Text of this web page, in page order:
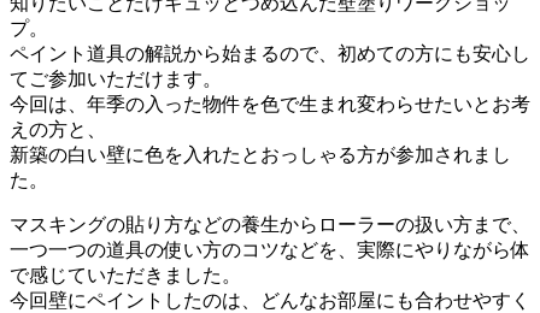
プ。
ペイント道具の解説から始まるので、初めての方にも安心し
てご参加いただけます。
今回は、年季の入った物件を色で生まれ変わらせたいとお考
えの方と、
新築の白い壁に色を入れたとおっしゃる方が参加されまし
た。
マスキングの貼り方などの養生からローラーの扱い方まで、
一つ一つの道具の使い方のコツなどを、実際にやりながら体
で感じていただきました。
今回壁にペイントしたのは、どんなお部屋にも合わせやすく